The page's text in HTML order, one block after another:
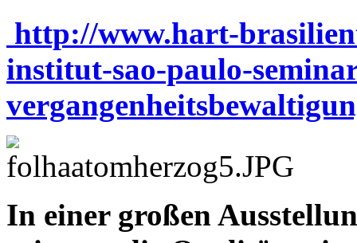
http://www.hart-
institut-sao-paulo-
In einer großen